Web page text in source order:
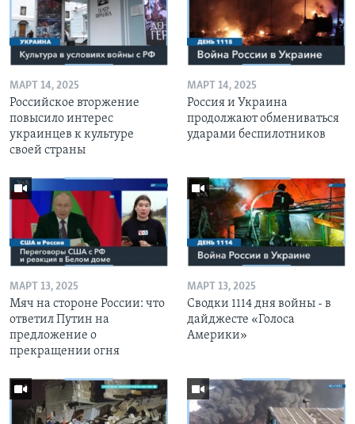
МАРТ 14, 2025
Российское вторжение
повысило интерес
украинцев к культуре
своей страны
МАРТ 14, 2025
Россия и Украина
продолжают обмениваться
ударами беспилотников
МАРТ 13, 2025
Мяч на стороне России: что
ответил Путин на
предложение о
прекращении огня
МАРТ 13, 2025
Сводки 1114 дня войны - в
дайджесте «Голоса
Америки»